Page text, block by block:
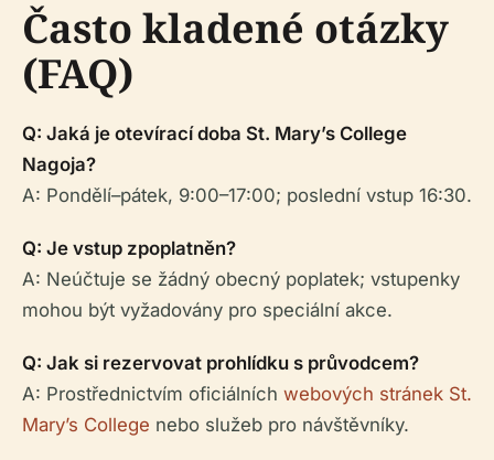
Často kladené otázky
(FAQ)
Q: Jaká je otevírací doba St. Mary’s College
Nagoja?
A: Pondělí–pátek, 9:00–17:00; poslední vstup 16:30.
Q: Je vstup zpoplatněn?
A: Neúčtuje se žádný obecný poplatek; vstupenky
mohou být vyžadovány pro speciální akce.
Q: Jak si rezervovat prohlídku s průvodcem?
A: Prostřednictvím oficiálních webových stránek St.
Mary’s College nebo služeb pro návštěvníky.